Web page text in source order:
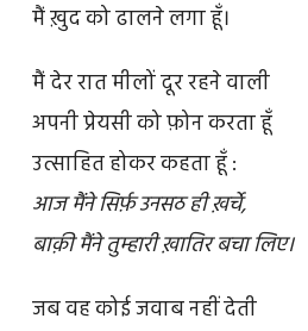
मैं ख़ुद को ढालने लगा हूँ।
मैं देर रात मीलों दूर रहने वाली
अपनी प्रेयसी को फ़ोन करता हूँ
उत्साहित होकर कहता हूँ :
आज मैंने सिर्फ़ उनसठ ही ख़र्चे,
बाक़ी मैंने तुम्हारी ख़ातिर बचा लिए।
जब वह कोई जवाब नहीं देती